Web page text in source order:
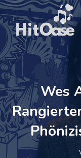
Zum
Inhalt
springen
Wes